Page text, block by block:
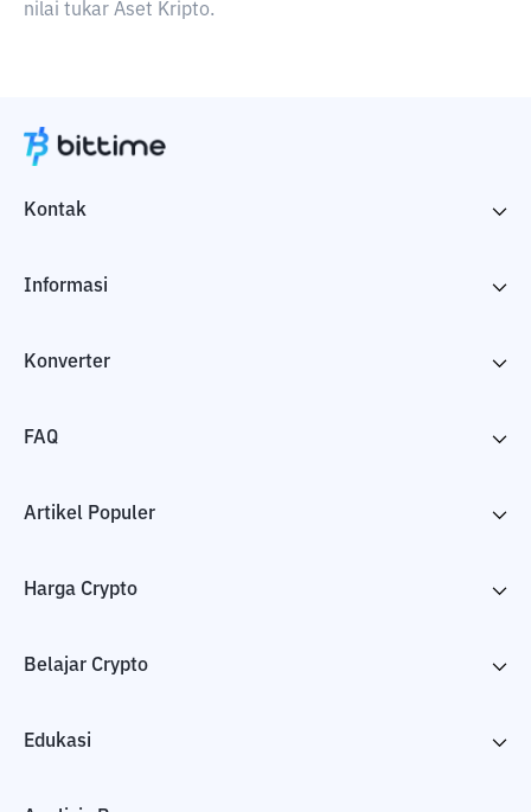
nilai tukar Aset Kripto.
Kontak
Informasi
Konverter
FAQ
Artikel Populer
Harga Crypto
Belajar Crypto
Edukasi